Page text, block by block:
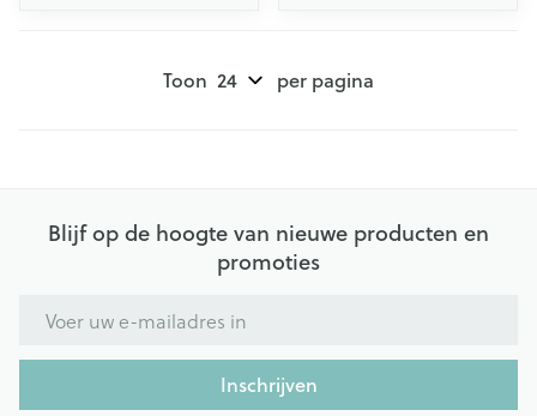
Toon per pagina
Blijf op de hoogte van nieuwe producten en
promoties
Inschrijven